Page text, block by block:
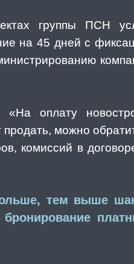
группы ПСН
на 45 дней с
оплату
можно
комиссий в
тем выше